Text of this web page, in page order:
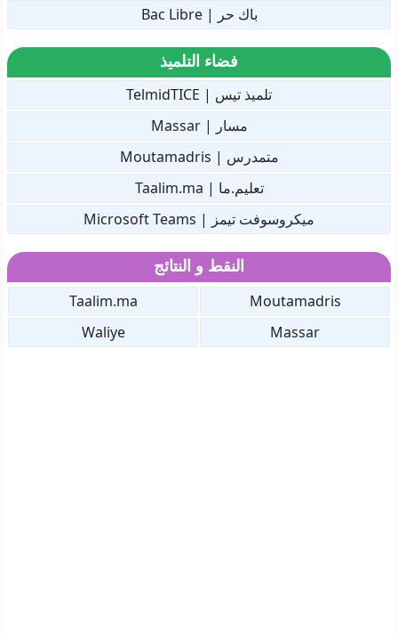
باك حر | Bac Libre
فضاء التلميذ
تلميذ تيس | TelmidTICE
مسار | Massar
متمدرس | Moutamadris
تعليم.ما | Taalim.ma
ميكروسوفت تيمز | Microsoft Teams
النقط و النتائج
Moutamadris
Taalim.ma
Massar
Waliye